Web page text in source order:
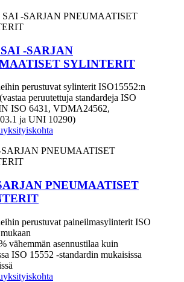
-SARJAN
SYLINTERIT
perustuvat sylinterit ISO15552:n
peruutettuja standardeja ISO
ISO 6431, VDMA24562,
ja UNI 10290)
yksityiskohta
PNEUMAATISET
perustuvat paineilmasylinterit ISO
vähemmän asennustilaa kuin
ISO 15552 -standardin mukaisissa
yksityiskohta